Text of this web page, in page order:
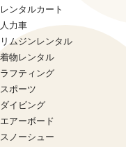
レンタルカート
人力車
リムジンレンタル
着物レンタル
ラフティング
スポーツ
ダイビング
エアーボード
スノーシュー